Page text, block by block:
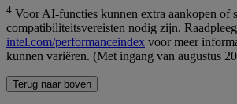
4 Voor AI-functies kunnen extra aankopen of
compatibiliteitsvereisten nodig zijn. Raadpleeg
intel.com/performanceindex voor meer
kunnen variëren. (Met ingang van augustus
Terug naar boven